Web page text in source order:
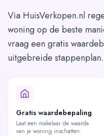
Via HuisVerkopen.nl
woning op de beste
vraag een gratis
uitgebreide stappenplan.
Gratis waardebepaling
Laat een makelaar de waarde
van je woning inschatten.